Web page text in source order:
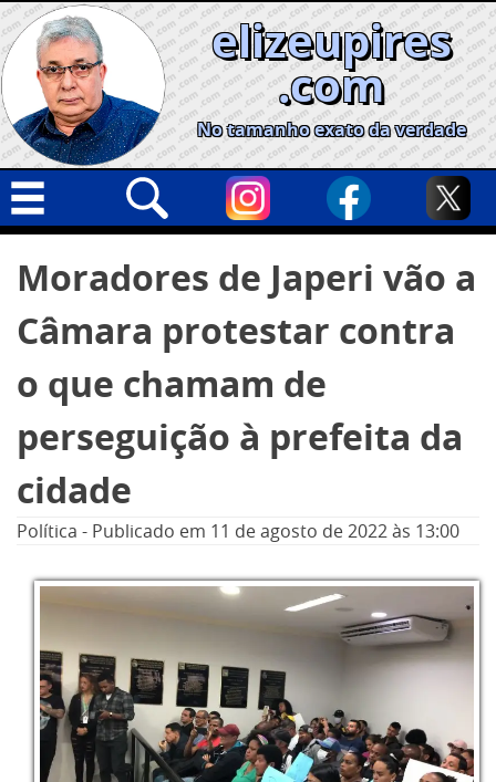
Skip
to
content
elizeupires
.com
No tamanho exato da verdade
Geral
Cidades
Nacional
Opinião
Informe especial
por:
Moradores de Japeri vão a
Câmara protestar contra
o que chamam de
perseguição à prefeita da
cidade
Política - Publicado em 11 de agosto de 2022às 13:00